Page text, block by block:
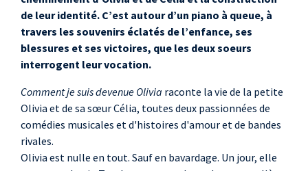
de leur identité. C’est autour d’un piano à queue, à
travers les souvenirs éclatés de l’enfance, ses
blessures et ses victoires, que les deux soeurs
interrogent leur vocation.
Comment je suis devenue Olivia raconte la vie de la petite
Olivia et de sa sœur Célia, toutes deux passionnées de
comédies musicales et d'histoires d'amour et de bandes
rivales.
Olivia est nulle en tout. Sauf en bavardage. Un jour, elle